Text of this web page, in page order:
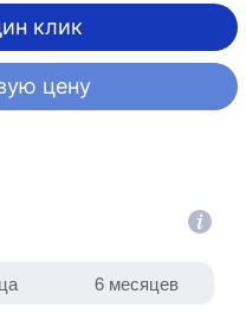
клик
цену